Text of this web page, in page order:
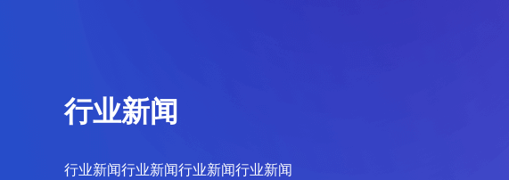
行业新闻
行业新闻行业新闻行业新闻行业新闻